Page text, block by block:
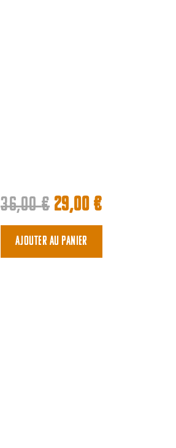
36,00€ Le
prix
initial
était :
29,00€Le
prix
est :
Ajouter au panier